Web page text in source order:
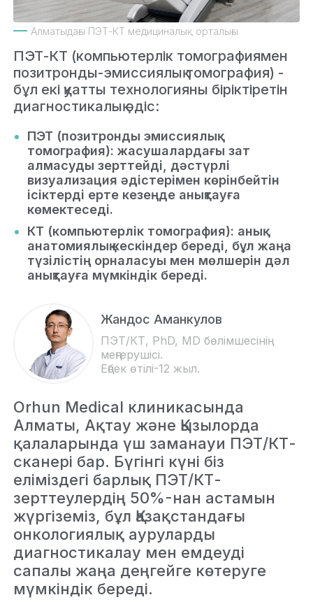
Алматыдағы ПЭТ-КТ медициналық орталығы
ПЭТ-КТ (компьютерлік томографиямен
позитронды-эмиссиялық томография) -
бұл екі қуатты технологияны біріктіретін
диагностикалық әдіс:
ПЭТ (позитронды эмиссиялық
томография): жасушалардағы зат
алмасуды зерттейді, дәстүрлі
визуализация әдістерімен көрінбейтін
ісіктерді ерте кезеңде анықтауға
көмектеседі.
КТ (компьютерлік томография): анық
анатомиялық кескіндер береді, бұл жаңа
түзілістің орналасуы мен мөлшерін дәл
анықтауға мүмкіндік береді.
Жандос Аманкулов
ПЭТ/КТ, PhD, MD бөлімшесінің
меңгерушісі.
Еңбек өтілі-12 жыл.
Orhun Medical клиникасында
Алматы, Ақтау және Қызылорда
қалаларында үш заманауи ПЭТ/КТ-
сканері бар. Бүгінгі күні біз
еліміздегі барлық ПЭТ/КТ-
зерттеулердің 50%-нан астамын
жүргіземіз, бұл Қазақстандағы
онкологиялық ауруларды
диагностикалау мен емдеуді
сапалы жаңа деңгейге көтеруге
мүмкіндік береді.